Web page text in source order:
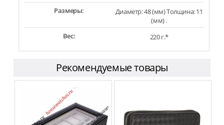
Размеры:
Диаметр: 48 (мм) Толщина: 11
(мм) .
Вес:
220 г.*
Рекомендуемые товары